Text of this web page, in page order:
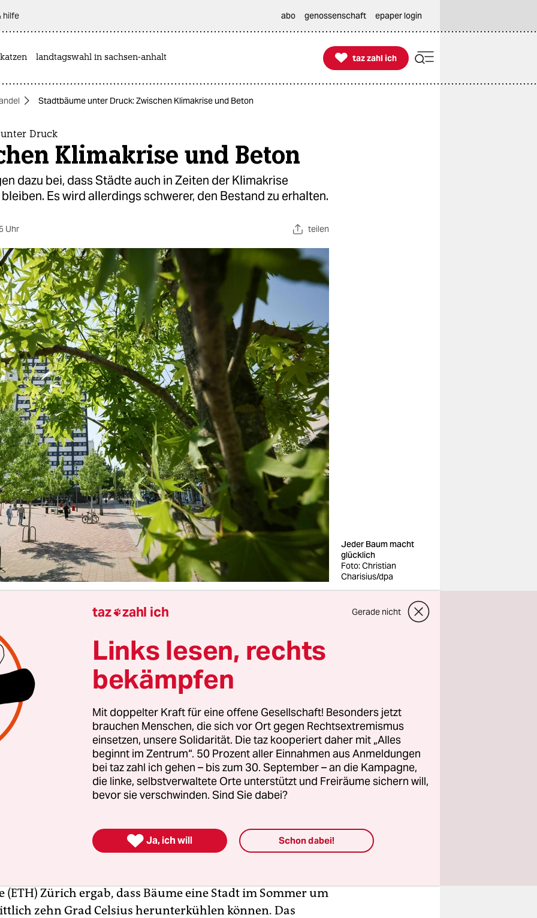
hilfe abo genossenschaft epaper login
katzen landtagswahl in sachsen-anhalt 
taz zahl ich
taz zahl ich
Stadtbäume unter Druck: Zwischen Klimakrise und Beton
Druck
Klimakrise und Beton
dazu bei, dass Städte auch in Zeiten der Klimakrise
Es wird allerdings schwerer, den Bestand zu erhalten.
Uhr teilen
Jeder Baum macht
glücklich
Foto: Christian
Charisius/dpa
würden sich Bäume den Standort zwischen hohen
Straßen wohl nie aussuchen: verdichteter Boden,
Versiegelung, Baustellen und Autos, die auf ihren Wurzeln
kommen
steigende Temperaturen durch die Klimakrise
in Großstädten stehen zunehmend unter Druck. „Es
unseren Bestand weiterhin so zu erhalten“, sagt Torsten
Manager der Stadt Hamburg. Dieser Frühling
sei bisher viel zu trocken. „Zum Glück hatten wir im
und das Grundwasser befindet sich aktuell auf
Niveau“, sagt der Biogeograph.
ein angenehmes Mikroklima, erklärt Melzer. „Das
(ETH) Zürich ergab, dass Bäume eine Stadt im Sommer um
zehn Grad Celsius herunterkühlen können. Das
taz zahl ich Gerade nicht
Links lesen, rechts
bekämpfen
Mit doppelter Kraft für eine offene Gesellschaft! Besonders jetzt
brauchen Menschen, die sich vor Ort gegen Rechtsextremismus
einsetzen, unsere Solidarität. Die taz kooperiert daher mit „Alles
beginnt im Zentrum“. 50 Prozent aller Einnahmen aus Anmeldungen
bei taz zahl ich gehen – bis zum 30. September – an die Kampagne,
die linke, selbstverwaltete Orte unterstützt und Freiräume sichern will,
bevor sie verschwinden. Sind Sie dabei?
 Ja, ich will Schon dabei!